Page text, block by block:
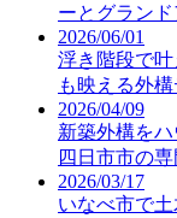
ーとグラン
2026/06/01
浮き階段で
も映える外
2026/04/09
新築外構を
四日市市の
2026/03/17
いなべ市で